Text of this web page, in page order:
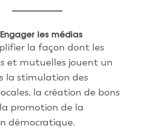
Engager les médias
la façon dont les
et mutuelles jouent un
la stimulation des
la création de bons
promotion de la
démocratique.